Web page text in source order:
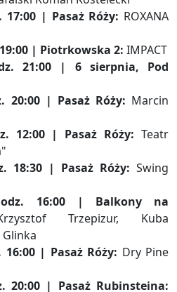
| Pasaż Róży: ROXANA
| Piotrkowska 2: IMPACT
21:00 | 6 sierpnia, Pod
20:00 | Pasaż Róży: Marcin
12:00 | Pasaż Róży: Teatr
18:30 | Pasaż Róży: Swing
16:00 | Balkony na
Trzepizur, Kuba
Glinka
| Pasaż Róży: Dry Pine
20:00 | Pasaż Rubinsteina: